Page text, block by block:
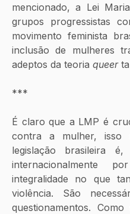
mencionado, a Lei
grupos progressistas
movimento feminista
inclusão de mulheres
adeptos da teoria queer
***
É claro que a LMP é
contra a mulher, isso
legislação brasileira
internacionalmente
integralidade no que
violência. São
questionamentos.